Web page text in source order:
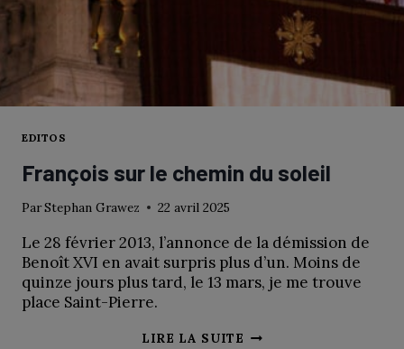
EDITOS
François sur le chemin du soleil
ParStephan Grawez 22 avril 2025
Le 28 février 2013, l’annonce de la démission de
Benoît XVI en avait surpris plus d’un. Moins de
quinze jours plus tard, le 13 mars, je me trouve
place Saint-Pierre.
LIRE LA SUITE FRANÇOIS